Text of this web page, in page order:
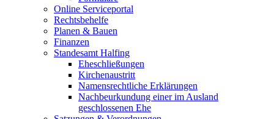
Online Serviceportal
Rechtsbehelfe
Planen & Bauen
Finanzen
Standesamt Halfing
Eheschließungen
Kirchenaustritt
Namensrechtliche Erklärungen
Nachbeurkundung einer im Ausland
geschlossenen Ehe